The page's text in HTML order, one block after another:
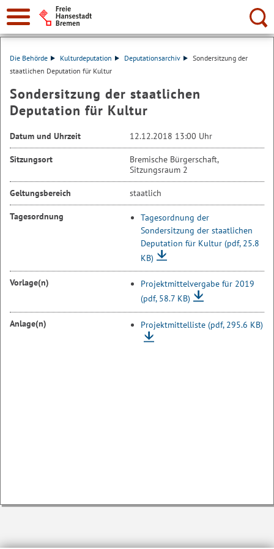
Suche:
Die Behörde Kulturdeputation Deputationsarchiv
Sondersitzung der
staatlichen Deputation für Kultur
Sondersitzung der staatlichen
Deputation für Kultur
Datum und Uhrzeit 12.12.2018 13:00 Uhr
Sitzungsort
Bremische Bürgerschaft,
Sitzungsraum 2
Geltungsbereich staatlich
Tagesordnung
Tagesordnung der
Sondersitzung der staatlichen
Deputation für Kultur (pdf, 25.8
KB)
Vorlage(n)
Projektmittelvergabe für 2019
(pdf, 58.7 KB)
Anlage(n) Projektmittelliste (pdf, 295.6 KB)